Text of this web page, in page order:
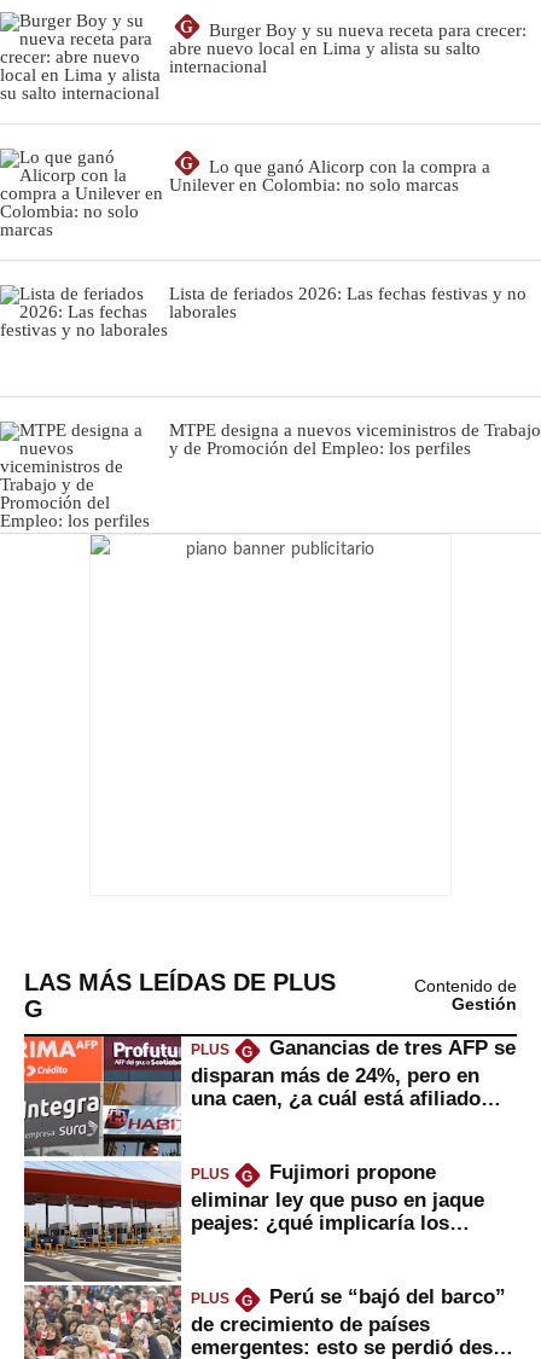
G
Burger Boy y su nueva receta para crecer:
abre nuevo local en Lima y alista su salto
internacional
G
Lo que ganó Alicorp con la compra a
Unilever en Colombia: no solo marcas
Lista de feriados 2026: Las fechas festivas y no
laborales
MTPE designa a nuevos viceministros de Trabajo
y de Promoción del Empleo: los perfiles
LAS MÁS LEÍDAS DE PLUS
G
Contenido de
Gestión
PLUS G
Ganancias de tres AFP se
disparan más de 24%, pero en
una caen, ¿a cuál está afiliado
PLUS G
Fujimori propone
eliminar ley que puso en jaque
peajes: ¿qué implicaría los
PLUS G
Perú se “bajó del barco”
de crecimiento de países
emergentes: esto se perdió desde